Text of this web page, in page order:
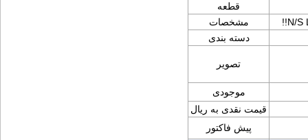
قطعه
مشخصات
!!N/S
دسته بندی
تصویر
موجودی
قیمت نقدی به ریال
پیش فاکتور